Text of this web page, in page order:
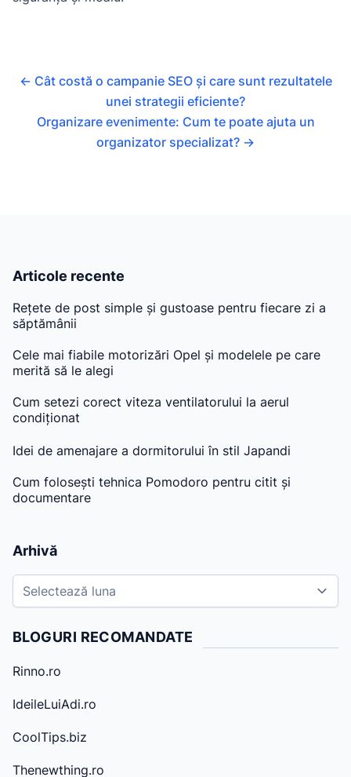
← Cât costă o campanie SEO și care sunt rezultatele
unei strategii eficiente?
Organizare evenimente: Cum te poate ajuta un
organizator specializat? →
Articole recente
Rețete de post simple și gustoase pentru fiecare zi a
săptămânii
Cele mai fiabile motorizări Opel și modelele pe care
merită să le alegi
Cum setezi corect viteza ventilatorului la aerul
condiționat
Idei de amenajare a dormitorului în stil Japandi
Cum folosești tehnica Pomodoro pentru citit și
documentare
Arhivă
r
i
v
BLOGURI RECOMANDATE
Rinno.ro
IdeileLuiAdi.ro
CoolTips.biz
Thenewthing.ro